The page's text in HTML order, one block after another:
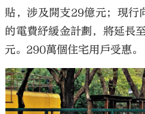
貼，涉及開支29億元；現行
的電費紓緩金計劃，將延長
元。290萬個住宅用戶受惠。